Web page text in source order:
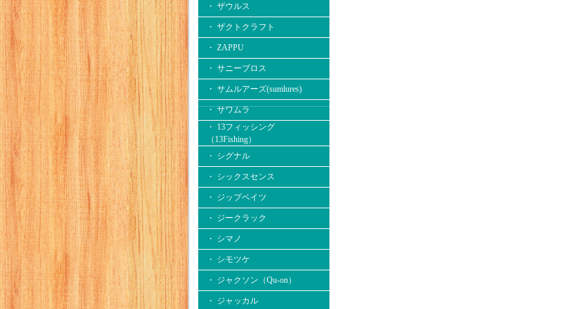
・ ザウルス
・ ザクトクラフト
・ ZAPPU
・ サニーブロス
・ サムルアーズ(sumlures)
・ サワムラ
・ 13フィッシング
（13Fishing）
・ シグナル
・ シックスセンス
・ ジップベイツ
・ ジークラック
・ シマノ
・ シモツケ
・ ジャクソン（Qu-on）
・ ジャッカル